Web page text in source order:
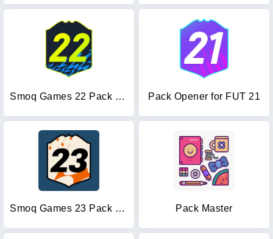
Smoq Games 22 Pack Opener Pack Opener for FUT 21
Smoq Games 23 Pack Opener Pack Master